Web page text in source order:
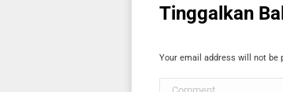
Tinggalkan
Your email address will not be
Comment